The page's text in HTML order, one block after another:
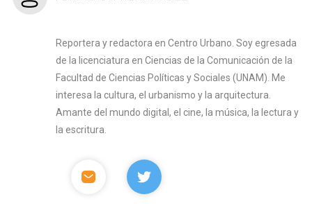
Reportera y redactora en Centro Urbano. Soy egresada
de la licenciatura en Ciencias de la Comunicación de la
Facultad de Ciencias Políticas y Sociales (UNAM). Me
interesa la cultura, el urbanismo y la arquitectura.
Amante del mundo digital, el cine, la música, la lectura y
la escritura.